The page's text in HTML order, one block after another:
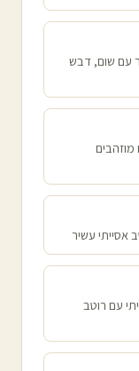
עם שום, דבש
מוזהבים
אסייתי עשיר
עם רוטב